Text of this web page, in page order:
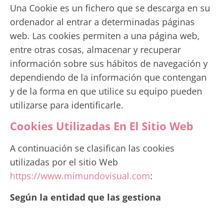
Una Cookie es un fichero que se descarga en su
ordenador al entrar a determinadas páginas
web. Las cookies permiten a una página web,
entre otras cosas, almacenar y recuperar
información sobre sus hábitos de navegación y
dependiendo de la información que contengan
y de la forma en que utilice su equipo pueden
utilizarse para identificarle.
Cookies Utilizadas En El Sitio Web
A continuación se clasifican las cookies
utilizadas por el sitio Web
https://www.mimundovisual.com:
Según la entidad que las gestiona